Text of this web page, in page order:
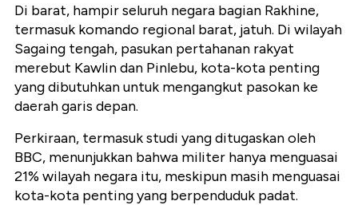
Di barat, hampir seluruh negara bagian Rakhine,
termasuk komando regional barat, jatuh. Di wilayah
Sagaing tengah, pasukan pertahanan rakyat
merebut Kawlin dan Pinlebu, kota-kota penting
yang dibutuhkan untuk mengangkut pasokan ke
daerah garis depan.
Perkiraan, termasuk studi yang ditugaskan oleh
BBC, menunjukkan bahwa militer hanya menguasai
21% wilayah negara itu, meskipun masih menguasai
kota-kota penting yang berpenduduk padat.